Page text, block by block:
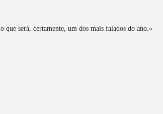
que será, certamente, um dos mais falados do ano.»